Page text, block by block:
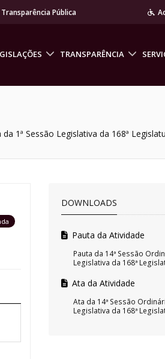
Pública
TRANSPARÊNCIA
da 1ª Sessão Legislativa da 168ª
DOWNLOADS
Pauta da Atividade
Pauta da 14ª Sessão
Legislativa da 168ª
Ata da Atividade
Ata da 14ª Sessão
Legislativa da 168ª